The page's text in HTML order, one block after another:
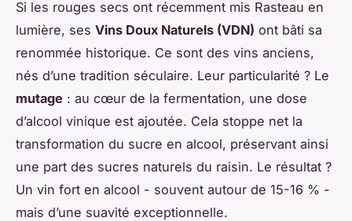
Si les rouges secs ont récemment mis Rasteau en
lumière, ses Vins Doux Naturels (VDN) ont bâti sa
renommée historique. Ce sont des vins anciens,
nés d’une tradition séculaire. Leur particularité ? Le
mutage : au cœur de la fermentation, une dose
d’alcool vinique est ajoutée. Cela stoppe net la
transformation du sucre en alcool, préservant ainsi
une part des sucres naturels du raisin. Le résultat ?
Un vin fort en alcool - souvent autour de 15-16 % -
mais d’une suavité exceptionnelle.